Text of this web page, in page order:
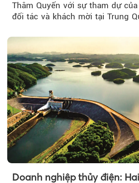
Thâm Quyến với sự tham dự
đối tác và khách mời tại Trung
Doanh nghiệp thủy điện: